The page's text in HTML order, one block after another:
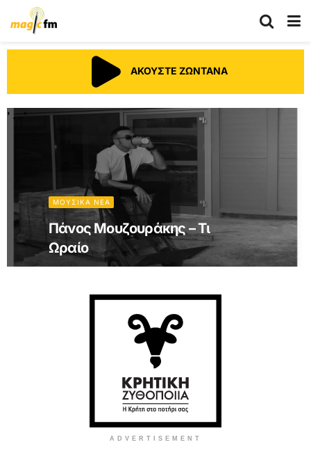
ΑΚΟΥΣΤΕ ΖΩΝΤΑΝΑ
' . . '
ΜΟΥΣΙΚΑ ΝΕΑ
Γιώργος Γιαννιάς – Δεν
Αντέχω Μακριά Σου
ADVERTISEMENT